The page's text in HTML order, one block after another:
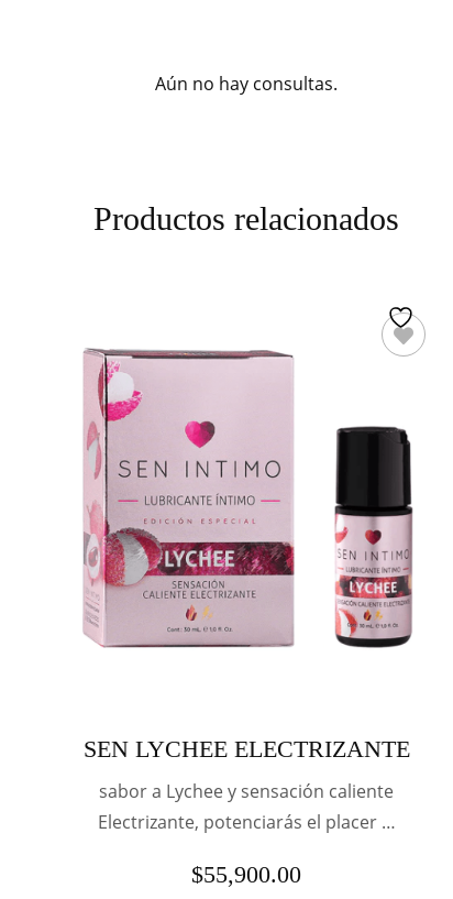
Aún no hay consultas.
Productos relacionados
SEN LYCHEE ELECTRIZANTE
sabor a Lychee y sensación caliente
Electrizante, potenciarás el placer …
$55,900.00